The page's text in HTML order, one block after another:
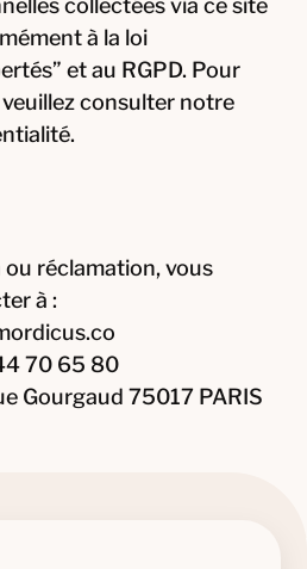
collectées via ce site
à la loi
et au RGPD. Pour
consulter notre
réclamation, vous
à :
70 65 80
Gourgaud 75017 PARIS